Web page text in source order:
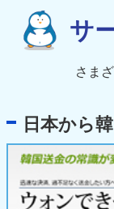
サ
さま
日本から